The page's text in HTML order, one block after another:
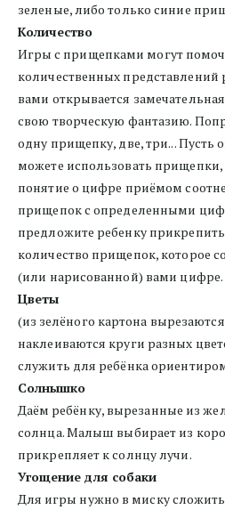
зеленые, либо только синие
Количество
Игры с прищепками могут
количественных представлений
вами открывается
свою творческую фантазию.
одну прищепку, две, три... Пусть
можете использовать
понятие о цифре приёмом
прищепок с определенными
предложите ребенку прикрепить
количество прищепок, которое
(или нарисованной) вами цифре.
Цветы
(из зелёного картона
наклеиваются круги разных
служить для ребёнка
Солнышко
Даём ребёнку, вырезанные из
солнца. Малыш выбирает из
прикрепляет к солнцу лучи.
Угощение для собаки
Для игры нужно в миску